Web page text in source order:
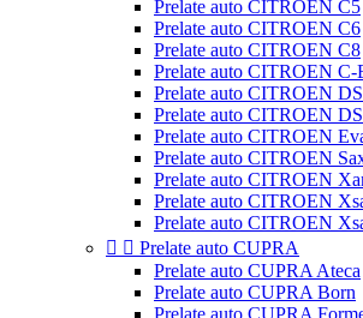
Prelate auto CITROEN C5
Prelate auto CITROEN C6
Prelate auto CITROEN C8
Prelate auto CITROEN C-
Prelate auto CITROEN
Prelate auto CITROEN
Prelate auto CITROEN
Prelate auto CITROEN
Prelate auto CITROEN
Prelate auto CITROEN
Prelate auto CITROEN
  Prelate auto CUPRA
Prelate auto CUPRA Ateca
Prelate auto CUPRA Born
Prelate auto CUPRA